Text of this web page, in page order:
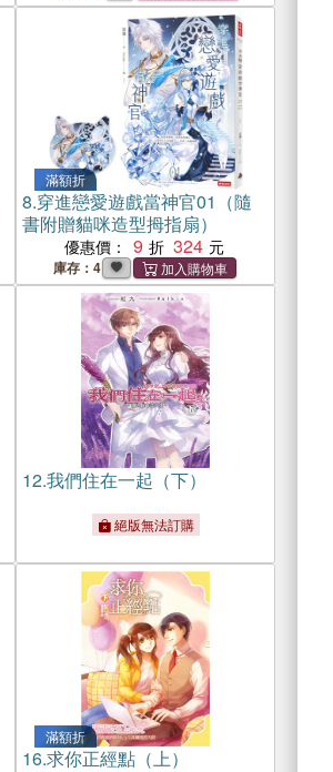
滿額折
8.穿進戀愛遊戲當神官01（隨
書附贈貓咪造型拇指扇）
優惠價： 9 324
庫存：4
12.我們住在一起（下）
絕版無法訂購
滿額折
16.求你正經點（上）